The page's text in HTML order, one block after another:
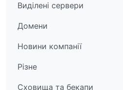
Виділені сервери
Домени
Новини компанії
Різне
Сховища та бекапи